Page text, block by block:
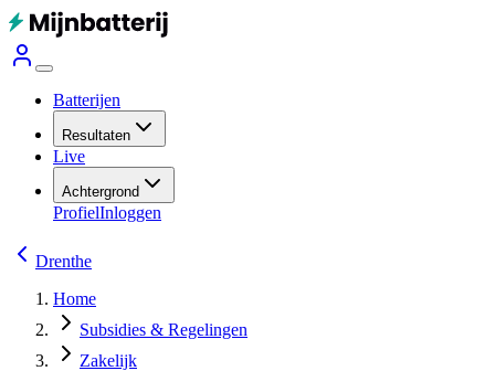
Batterijen
Resultaten
Live
Achtergrond
ProfielInloggen
Drenthe
Home
Subsidies & Regelingen
Zakelijk